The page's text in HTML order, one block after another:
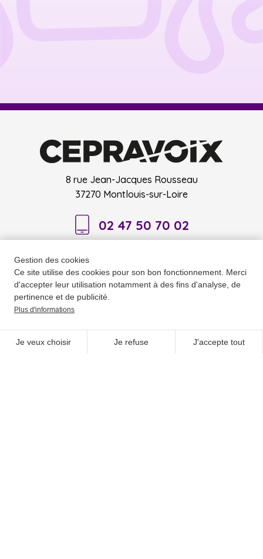
Gestion des cookies
Ce site utilise des cookies pour son bon fonctionnement. Merci
d'accepter leur utilisation notamment à des fins d'analyse, de
pertinence et de publicité.
Plus d'informations
Je veux choisir Je refuse J'accepte tout
8 rue Jean-Jacques Rousseau
37270 Montlouis-sur-Loire
02 47 50 70 02